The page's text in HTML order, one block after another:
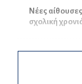
Νέες
σχολική